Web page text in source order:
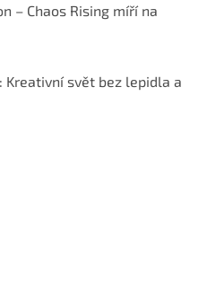
– Chaos Rising míří na
Kreativní svět bez lepidla a